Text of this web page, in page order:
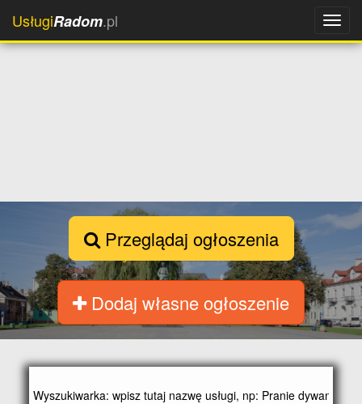
UsługiRadom.pl
Przeglądaj ogłoszenia
Dodaj własne ogłoszenie